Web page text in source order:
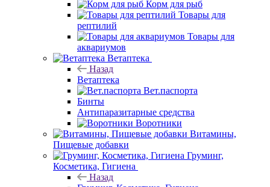
Корм для рыб
Товары для
рептилий
Товары для
аквариумов
Ветаптека
Назад
Ветаптека
Вет.паспорта
Бинты
Антипаразитарные средства
Воротники
Витамины,
Пищевые добавки
Груминг,
Косметика, Гигиена
Назад